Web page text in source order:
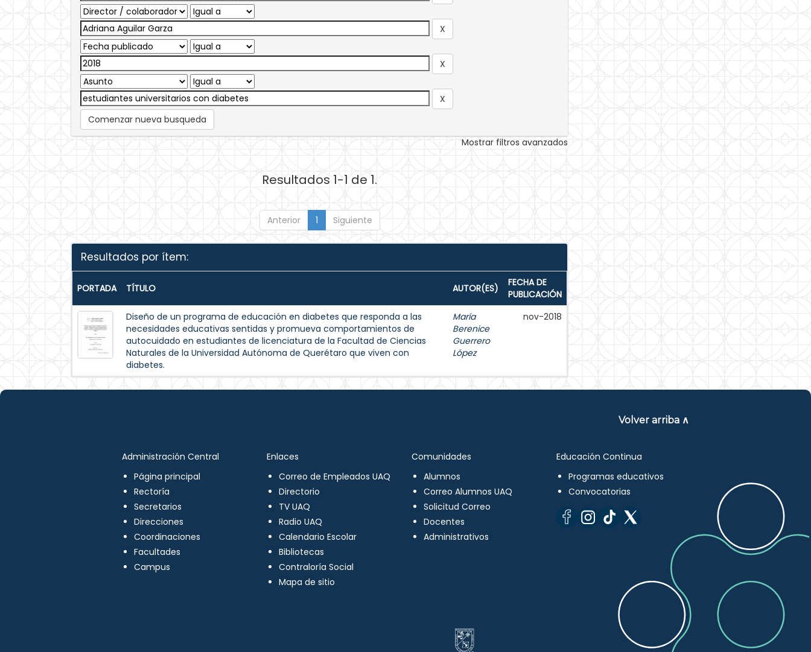
Comenzar nueva busqueda
Mostrar filtros avanzados
Resultados 1-1 de 1.
Anterior 1 Siguiente
Resultados por ítem:
PORTADA TÍTULO AUTOR(ES)
FECHA DE
PUBLICACIÓN
Diseño de un programa de educación en diabetes que responda a las
necesidades educativas sentidas y promueva comportamientos de
autocuidado en estudiantes de licenciatura de la Facultad de Ciencias
Naturales de la Universidad Autónoma de Querétaro que viven con
diabetes.
María
Berenice
Guerrero
López
nov-2018
Volver arriba ∧
Administración Central
Página principal
Rectoría
Secretarios
Direcciones
Coordinaciones
Facultades
Campus
Enlaces
Correo de Empleados UAQ
Directorio
TV UAQ
Radio UAQ
Calendario Escolar
Bibliotecas
Contraloría Social
Mapa de sitio
Comunidades
Alumnos
Correo Alumnos UAQ
Solicitud Correo
Docentes
Administrativos
Educación Continua
Programas educativos
Convocatorias